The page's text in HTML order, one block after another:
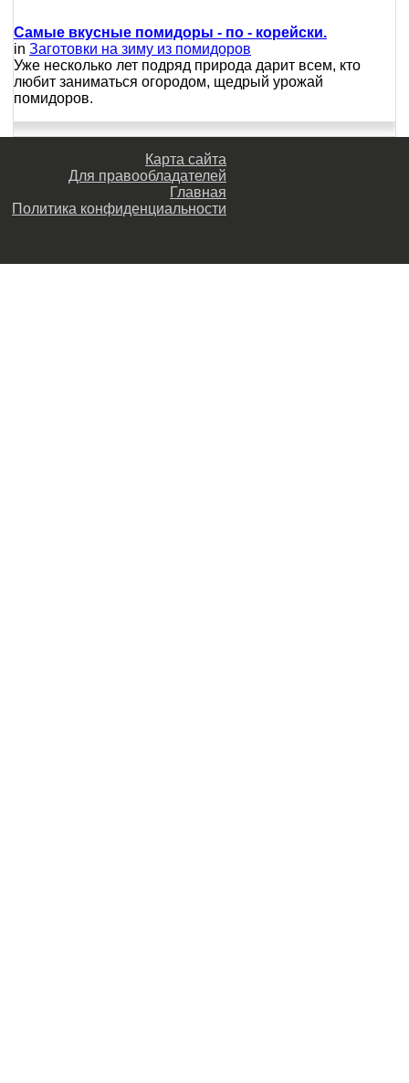
Самые вкусные помидоры - по - корейски.
in Заготовки на зиму из помидоров
Уже несколько лет подряд природа дарит всем, кто
любит заниматься огородом, щедрый урожай
помидоров.
Карта сайта
Для правообладателей
Главная
Политика конфиденциальности